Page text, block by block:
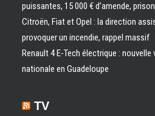
puissantes, 15 000 € d’amende,
Citroën, Fiat et Opel : la direction
provoquer un incendie, rappel massif
Renault 4 E-Tech électrique : nouvelle
nationale en Guadeloupe
TV